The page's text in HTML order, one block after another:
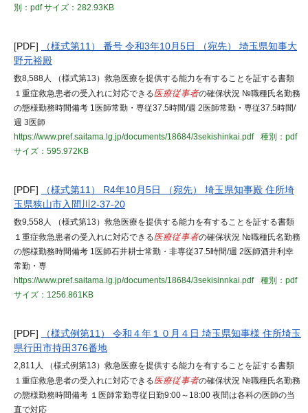
別：pdfサイズ：282.93KB
[PDF]
（様式第11） 番号 令和3年10月5日 （宛先） 埼玉県知事大
野元裕殿
数8,588人 （様式第13）救急医療を提供する能力を有することを証する書類
１重症救急患者の受入れに対応できる医療従事者の確保状況 №職種氏名勤務
の態様勤務時間備考 1医師常勤・専従37.5時間/週 2医師常勤・専従37.5時間/
週 3医師
https://www.pref.saitama.lg.jp/documents/18684/3sekishinkai.pdf
種別：pdf
サイズ：595.972KB
[PDF]
（様式第11） R4年10月5日 （宛先） 埼玉県知事殿 住所埼
玉県狭山市入間川2-37-20
数9,558人 （様式第13）救急医療を提供する能力を有することを証する書類
１重症救急患者の受入れに対応できる医療従事者の確保状況 №職種氏名勤務
の態様勤務時間備考 1医師石井耕士常勤・非専従37.5時間/週 2医師酒井利幸
常勤・専
https://www.pref.saitama.lg.jp/documents/18684/3sekisinnkai.pdf
種別：pdf
サイズ：1256.861KB
[PDF]
（様式例第11） 令和４年１０月４日 埼玉県知事様 住所埼玉
県行田市持田376番地
2,811人 （様式例第13）救急医療を提供する能力を有することを証する書類
１重症救急患者の受入れに対応できる医療従事者の確保状況 №職種氏名勤務
の態様勤務時間備考 １医師常勤専従日勤9:00～18:00 夜間は各科の医師の当
直で対応